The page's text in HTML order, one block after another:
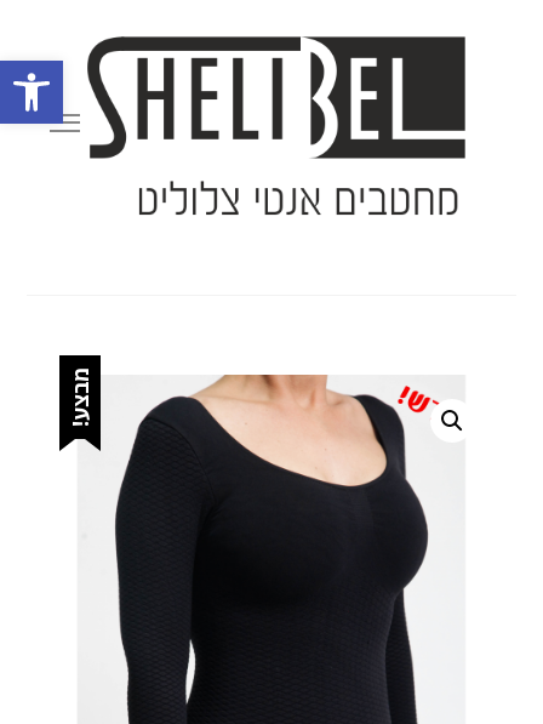
SHELIBEL
מחטבים אנטי צלוליט וחיטוב הגוף
מבצע!